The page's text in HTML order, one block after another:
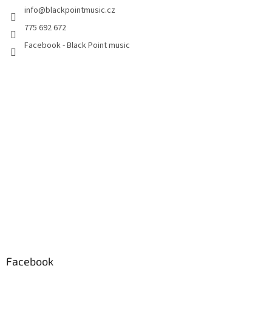
info@blackpointmusic.cz
775 692 672
Facebook - Black Point music
Facebook